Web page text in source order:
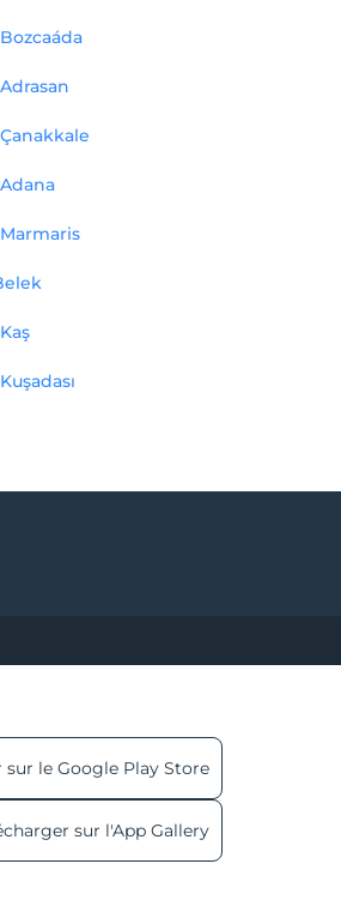
sur le Google Play Store
sur l'App Gallery